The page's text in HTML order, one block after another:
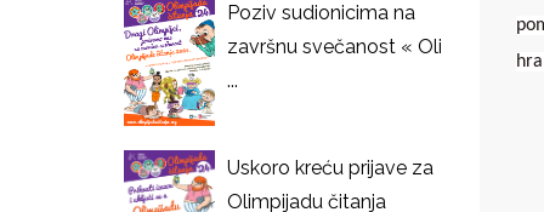
Poziv sudionicima na
završnu svečanost « Oli
...
Uskoro kreću prijave za
Olimpijadu čitanja